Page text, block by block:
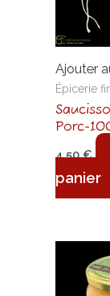
Ajouter
Épicerie
Porc-
4,50€
panier